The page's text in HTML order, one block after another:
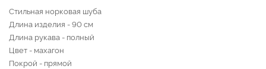
Стильная норковая шуба
Длина изделия - 90 см
Длина рукава - полный
Цвет - махагон
Покрой - прямой